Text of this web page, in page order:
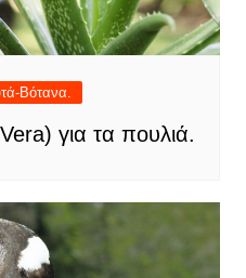
Βότανα.
για τα πουλιά.